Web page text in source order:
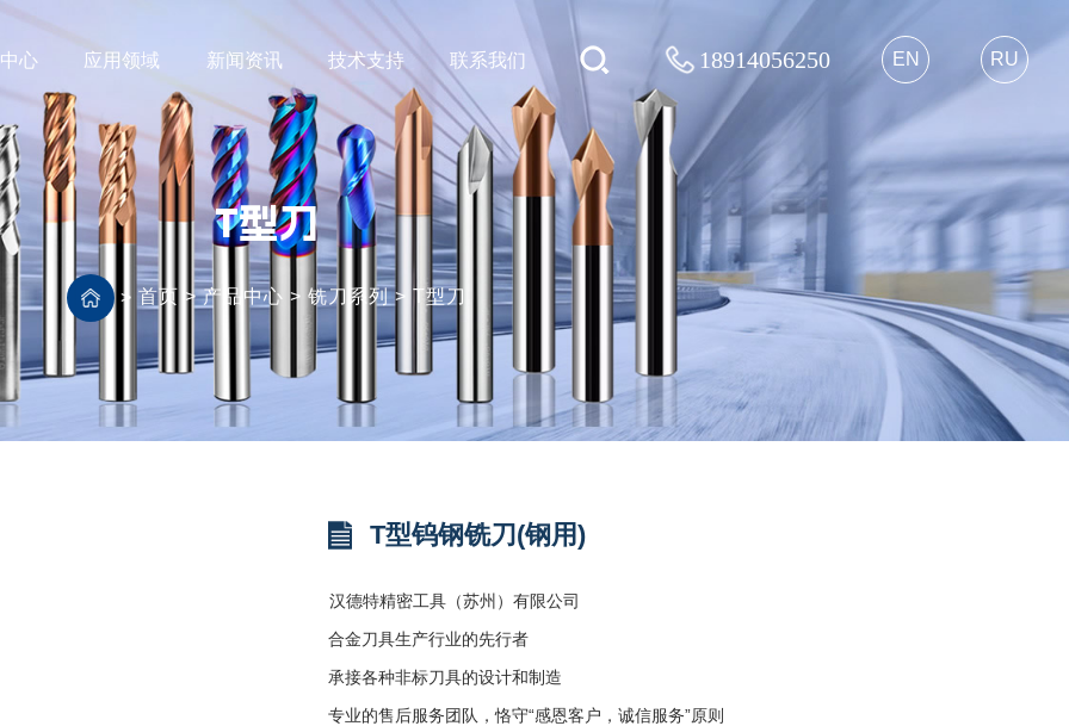
心 应用领域 新闻资讯 技术支持 联系我们 18914056250 EN RU
T型刀
> 首页 >产品中心 >铣刀系列>T型刀
T型钨钢铣刀(钢用)
汉德特精密工具（苏州）有限公司
合金刀具生产行业的先行者
承接各种非标刀具的设计和制造
专业的售后服务团队，恪守“感恩客户，诚信服务”原则